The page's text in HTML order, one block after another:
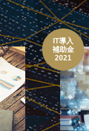
IT導入
補助金
2021